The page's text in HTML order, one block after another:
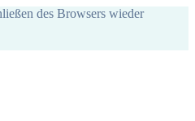
des Browsers wieder